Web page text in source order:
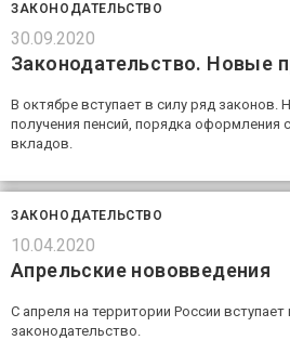
ЗАКОНОДАТЕЛЬСТВО
30.09.2020
Законодательство. Новые
В октябре вступает в силу ряд законов.
получения пенсий, порядка оформления
вкладов.
ЗАКОНОДАТЕЛЬСТВО
10.04.2020
Апрельские нововведения
С апреля на территории России
законодательство.